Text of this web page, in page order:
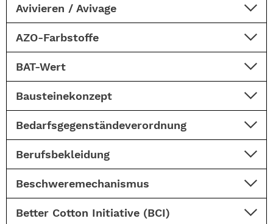
Avivieren / Avivage
AZO-Farbstoffe
BAT-Wert
Bausteinekonzept
Bedarfsgegenständeverordnung
Berufsbekleidung
Beschweremechanismus
Better Cotton Initiative (BCI)